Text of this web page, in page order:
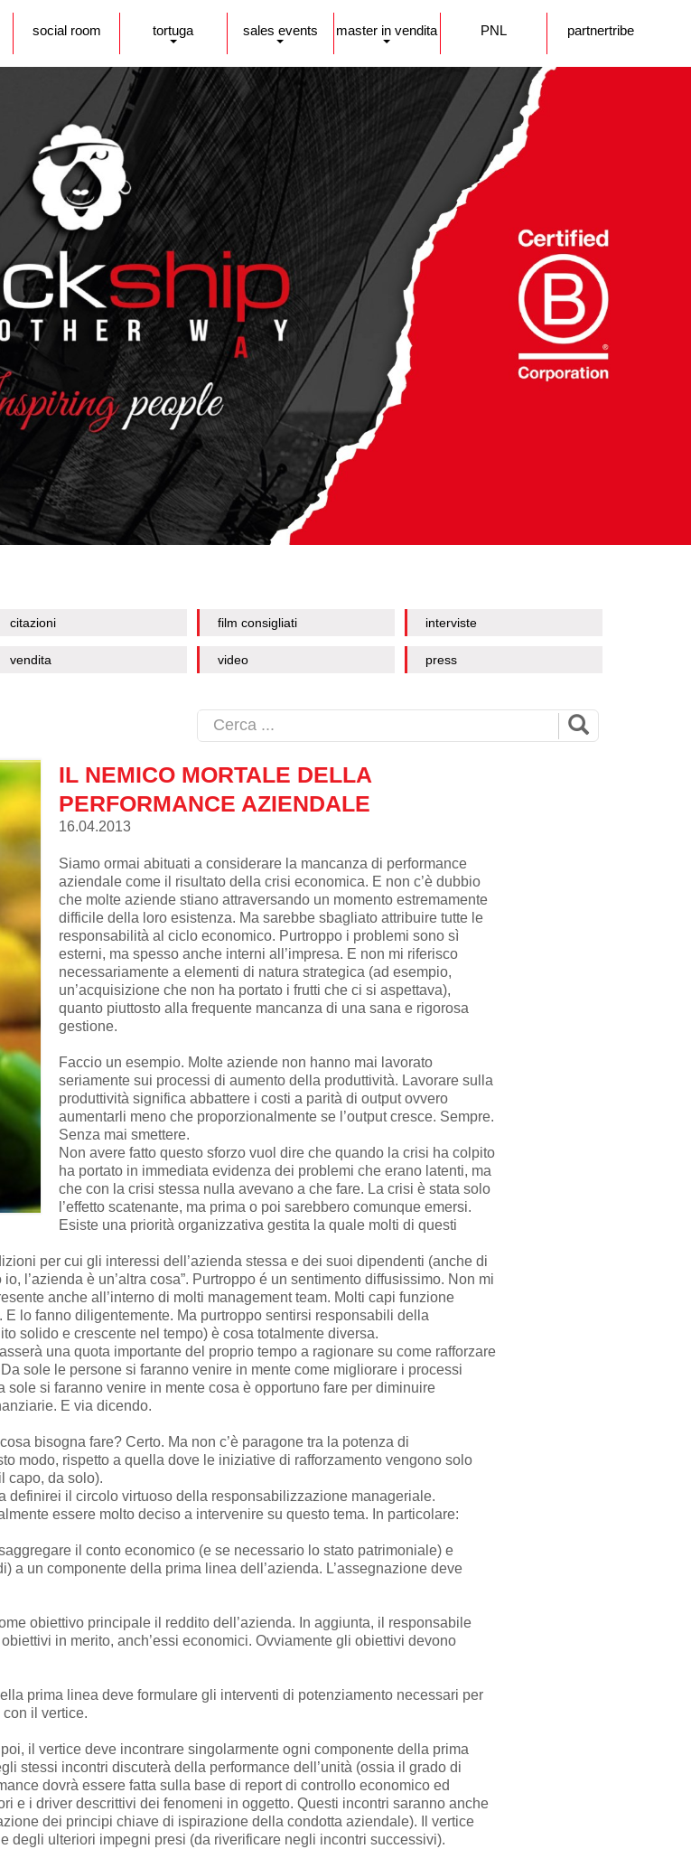
social room tortuga sales events master in vendita PNL partnertribe
citazioni film consigliati interviste
vendita video press
IL NEMICO MORTALE DELLA
PERFORMANCE AZIENDALE
16.04.2013
Siamo ormai abituati a considerare la mancanza di performance
aziendale come il risultato della crisi economica. E non c’è dubbio
che molte aziende stiano attraversando un momento estremamente
difficile della loro esistenza. Ma sarebbe sbagliato attribuire tutte le
responsabilità al ciclo economico. Purtroppo i problemi sono sì
esterni, ma spesso anche interni all’impresa. E non mi riferisco
necessariamente a elementi di natura strategica (ad esempio,
un’acquisizione che non ha portato i frutti che ci si aspettava),
quanto piuttosto alla frequente mancanza di una sana e rigorosa
gestione.
Faccio un esempio. Molte aziende non hanno mai lavorato
seriamente sui processi di aumento della produttività. Lavorare sulla
produttività significa abbattere i costi a parità di output ovvero
aumentarli meno che proporzionalmente se l’output cresce. Sempre.
Senza mai smettere.
Non avere fatto questo sforzo vuol dire che quando la crisi ha colpito
ha portato in immediata evidenza dei problemi che erano latenti, ma
che con la crisi stessa nulla avevano a che fare. La crisi è stata solo
l’effetto scatenante, ma prima o poi sarebbero comunque emersi.
Esiste una priorità organizzativa gestita la quale molti di questi
per cui gli interessi dell’azienda stessa e dei suoi dipendenti (anche di
l’azienda è un’altra cosa”. Purtroppo é un sentimento diffusissimo. Non mi
anche all’interno di molti management team. Molti capi funzione
lo fanno diligentemente. Ma purtroppo sentirsi responsabili della
solido e crescente nel tempo) è cosa totalmente diversa.
una quota importante del proprio tempo a ragionare su come rafforzare
sole le persone si faranno venire in mente come migliorare i processi
si faranno venire in mente cosa è opportuno fare per diminuire
E via dicendo.
bisogna fare? Certo. Ma non c’è paragone tra la potenza di
modo, rispetto a quella dove le iniziative di rafforzamento vengono solo
capo, da solo).
definirei il circolo virtuoso della responsabilizzazione manageriale.
essere molto deciso a intervenire su questo tema. In particolare:
il conto economico (e se necessario lo stato patrimoniale) e
un componente della prima linea dell’azienda. L’assegnazione deve
obiettivo principale il reddito dell’azienda. In aggiunta, il responsabile
in merito, anch’essi economici. Ovviamente gli obiettivi devono
prima linea deve formulare gli interventi di potenziamento necessari per
il vertice.
il vertice deve incontrare singolarmente ogni componente della prima
stessi incontri discuterà della performance dell’unità (ossia il grado di
dovrà essere fatta sulla base di report di controllo economico ed
e i driver descrittivi dei fenomeni in oggetto. Questi incontri saranno anche
dei principi chiave di ispirazione della condotta aziendale). Il vertice
degli ulteriori impegni presi (da riverificare negli incontri successivi).